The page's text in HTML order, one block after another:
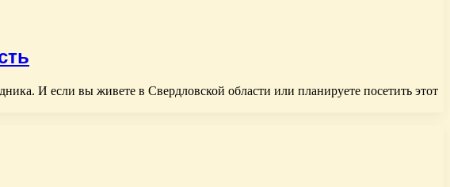
И если вы живете в Свердловской области или планируете посетить этот